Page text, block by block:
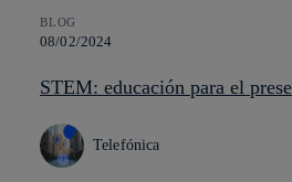
BLOG
08/02/2024
STEM: educación para el
Telefónica